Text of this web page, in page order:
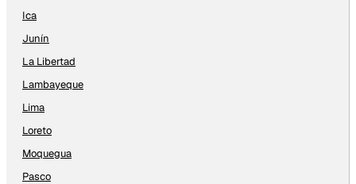
Ica
Junín
La Libertad
Lambayeque
Lima
Loreto
Moquegua
Pasco